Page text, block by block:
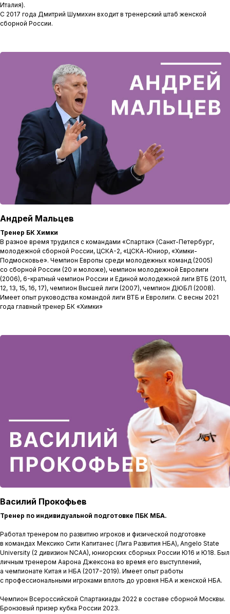
Италия).
С 2017 года Дмитрий Шумихин входит в тренерский штаб женской
сборной России.
Андрей Мальцев
Тренер БК Химки
В разное время трудился с командами «Спартак» (Санкт-Петербург,
молодежной сборной России, ЦСКА-2, «ЦСКА-Юниор, «Химки-
Подмосковье». Чемпион Европы среди молодежных команд (2005)
со сборной России (20 и моложе), чемпион молодежной Евролиги
(2006), 6-кратный чемпион России и Единой молодежной лиги ВТБ (2011,
12, 13, 15, 16, 17), чемпион Высшей лиги (2007), чемпион ДЮБЛ (2008).
Имеет опыт руководства командой лиги ВТБ и Евролиги. С весны 2021
года главный тренер БК «Химки»
Василий Прокофьев
Тренер по индивидуальной подготовке ПБК МБА.
Работал тренером по развитию игроков и физической подготовке
в командах Мексико Сити Капитанес (Лига Развития НБА), Angelo State
University (2 дивизион NCAA), юниорских сборных России Ю16 и Ю18. Был
личным тренером Аарона Джексона во время его выступлений,
а чемпионате Китая и НБА (2017−2019). Имеет опыт работы
с профессиональными игроками вплоть до уровня НБА и женской НБА.
Чемпион Всероссийской Спартакиады 2022 в составе сборной Москвы.
Бронзовый призер кубка России 2023.